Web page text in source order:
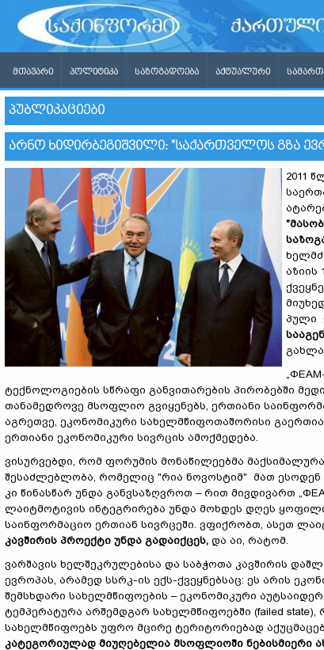
ᲛᲗᲐᲕᲐᲠᲘ ᲞᲝᲚᲘᲢᲘᲙᲐ ᲡᲐᲖᲝᲒᲐᲓᲝᲔᲑᲐ ᲐᲥᲢᲣᲐᲚᲣᲠᲘ
ᲞᲣᲑᲚᲘᲙᲐᲪᲘᲔᲑᲘ
ᲐᲠᲜᲝ ᲮᲘᲓᲘᲠᲑᲔᲒᲘᲨᲕᲘᲚᲘ: "ᲡᲐᲥᲐᲠᲗᲕᲔᲚᲝᲡ ᲒᲖᲐ
2011
აზიის
პული
ტექნოლოგიების სწრაფი განვითარების პირობებში
თანამედროვე მსოფლიო გვიყენებს, ერთიანი
აგრეთვე, ეკონომიკური სახელმწიფოთაშორისი
ერთიანი ეკონომიკური სივრცის ამოქმედება.
ვისურვებდი, რომ ფორუმის მონაწილეებმა
შესაძლებლობა, რომელიც "რია ნოვოსტიმ" მათ ესოდენ
კი წინასწარ უნდა განვსაზღვროთ – რით მივდივართ
ლაიტმოტივის ინტეგრირება უნდა მოხდეს დღეს
საინფორმაციო ერთიან სივრცეში. ვფიქრობთ, ასეთ
კავშირის პროექტი უნდა გადაიქცეს, და აი, რატომ.
ვარშავის ხელშეკრულებისა და საბჭოთა კავშირის
ევროპას, არამედ სსრკ-ის ექს-ქვეყნებსაც: ეს არის
შემსხდარი სახელმწიფოების – ეკონომიკური
ტემპერატურა არშემდგარ სახელმწიფოებში (failed
სახელმწიფოებს უფრო მცირე ტერიტორიებად
კატეგორიულად მიუღებელია მსოფლიოში ნებისმიერი